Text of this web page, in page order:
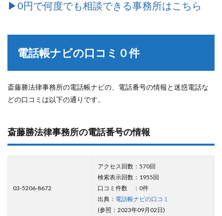
▶︎0円で何度でも相談できる事務所はこちら
電話帳ナビの口コミ０件
斎藤勝法律事務所の電話帳ナビの、電話番号の情報と迷惑電話な
どの口コミは以下の通りです。
斎藤勝法律事務所の電話番号の情報
03-5206-8672
アクセス回数：570回
検索表示回数：1955回
口コミ件数 ：0件
出典： 電話帳ナビの口コミ
(参照：2023年09月02日)